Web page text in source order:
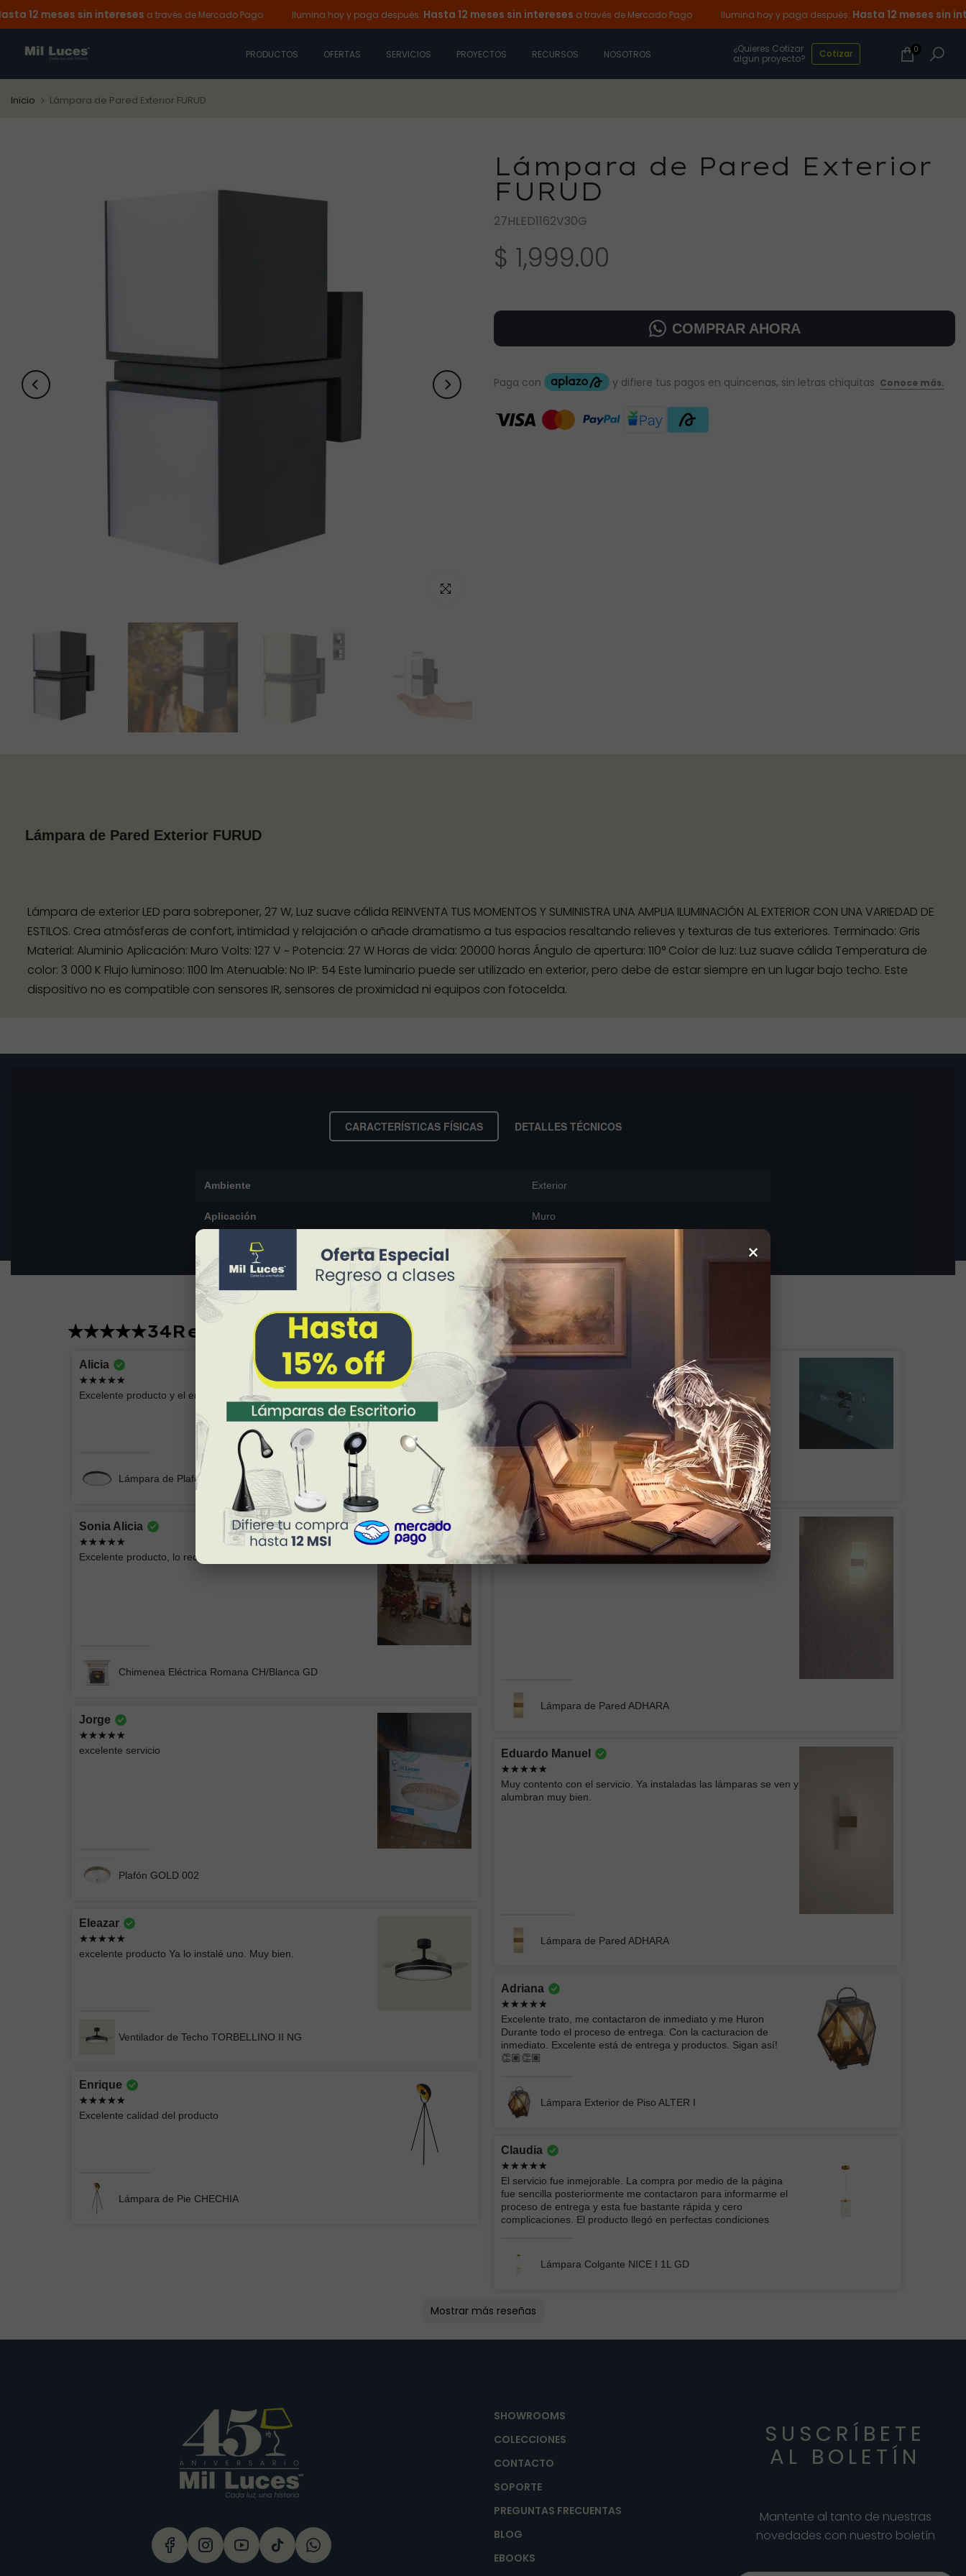
Ir
al
contenido
meses sin interesesa través de Mercado Pago Ilumina hoy y paga después:Hasta 12 meses sin interesesa través de Mercado Pago Ilumina hoy y paga después:Hasta 12 meses sin
PRODUCTOS OFERTAS SERVICIOS PROYECTOS RECURSOS NOSOTROS
¿Quieres Cotizar
algun proyecto?
Cotizar 0
Inicio Lámpara de Pared Exterior FURUD
Haz clic para ampliar
Lámpara de Pared Exterior
FURUD
27HLED1162V30G
$ 1,999.00
COMPRAR AHORA
Lámpara de Pared Exterior FURUD
Lámpara de exterior LED para sobreponer, 27 W, Luz suave cálida REINVENTA TUS MOMENTOS Y SUMINISTRA UNA AMPLIA ILUMINACIÓN AL EXTERIOR CON UNA VARIEDAD DE
ESTILOS. Crea atmósferas de confort, intimidad y relajación o añade dramatismo a tus espacios resaltando relieves y texturas de tus exteriores. Terminado: Gris
Material: Aluminio Aplicación: Muro Volts: 127 V ~ Potencia: 27 W Horas de vida: 20000 horas Ángulo de apertura: 110° Color de luz: Luz suave cálida Temperatura de
color: 3 000 K Flujo luminoso: 1100 lm Atenuable: No IP: 54 Este luminario puede ser utilizado en exterior, pero debe de estar siempre en un lugar bajo techo. Este
dispositivo no es compatible con sensores IR, sensores de proximidad ni equipos con fotocelda.
CARACTERÍSTICAS FÍSICAS DETALLES TÉCNICOS
Ambiente Exterior
Aplicación Muro
34Reviews
Alicia
Excelente producto y el envío seguro y rápido, muchas gracias!
Lámpara de Plafón AKARI 049 NG Luz Neutra
Marilu
Lo que esperaba. Muy bonita y fácil de colocar
Lámpara Semiplafón KABAH 003 Dorado
Sonia Alicia
Excelente producto, lo recomiendo, esta hermosa la chimenea
Chimenea Eléctrica Romana CH/Blanca GD
Patricia
Buen producto!
Lámpara de Pared ADHARA
Jorge
excelente servicio
Plafón GOLD 002
Eduardo Manuel
Muy contento con el servicio. Ya instaladas las lámparas se ven y
alumbran muy bien.
Lámpara de Pared ADHARA
Eleazar
excelente producto Ya lo instalé uno. Muy bien.
Ventilador de Techo TORBELLINO II NG
Adriana
Excelente trato, me contactaron de inmediato y me Huron
Durante todo el proceso de entrega. Con la cacturacion de
inmediato. Excelente está de entrega y productos. Sigan así!
👏🏽👏🏽
Lámpara Exterior de Piso ALTER I
Enrique
Excelente calidad del producto
Lámpara de Pie CHECHIA
Claudia
El servicio fue inmejorable. La compra por medio de la página
fue sencilla posteriormente me contactaron para informarme el
proceso de entrega y esta fue bastante rápida y cero
complicaciones. El producto llegó en perfectas condiciones
Lámpara Colgante NICE I 1L GD
Lucero
Chimenea Eléctrica Romana CH/Blanca
Montserrat lizbeth
Ya había comprado esas lámparas y me
parecen geniales, el servicio fue súper
rápido y clara la info
Lámpara de Mesa ZIBAL
oscar
Lámpara de Plafón DUAN 001
Andrey Moises Jorge
La lámpara se ve muy bien el único detalle
menor es que se ven algo los focos
Lámpara de Techo tipo Plafón WEST 002
ATK GRUPO INMOBILIARIO Y
CONSTRUCTOR DEL CENTRO
EIDRIC
Buen producto y rápida entrega
Empotrado LED SIRAJ 012
Brian
Buena compra, entrega rápido todo muy bien muchas gracias
VENTILADOR DE TECHO FANTASY DORADO CON
LÁMPARA LED 72W
Mercedes
Lámpara de Pie Loris: Diseño Moderno y Funcionalidad
AMERICA LIZBETH
Excelente producto y la persona que me
Mostrar más reseñas
SHOWROOMS
COLECCIONES
CONTACTO
SOPORTE
PREGUNTAS FRECUENTAS
BLOG
EBOOKS
SUSCRÍBETE
AL BOLETÍN
Mantente al tanto de nuestras
novedades con nuestro boletín
×